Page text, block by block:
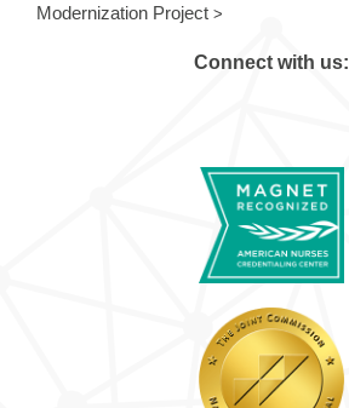
Modernization Project
Connect with us: